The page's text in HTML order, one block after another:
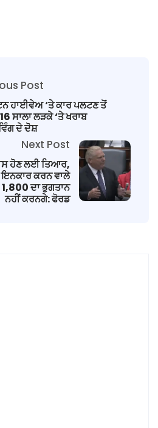
Post
ਹਾਈਵੇਅ ‘ਤੇ ਕਾਰ ਪਲਟਣ ਤੋਂ
ਸਾਲਾ ਲੜਕੇ ‘ਤੇ ਖਰਾਬ
ਦੇ ਦੋਸ਼
Next Post
ਹੋਣ ਲਈ ਤਿਆਰ,
ਕਰਨ ਵਾਲੇ
ਦਾ ਭੁਗਤਾਨ
ਨਹੀਂ ਕਰਨਗੇ: ਫੋਰਡ